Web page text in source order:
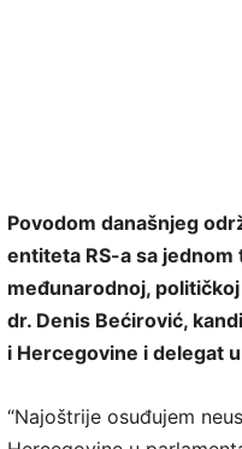
Povodom današnjeg
entiteta RS-a sa
međunarodnoj,
dr. Denis Bećirović,
i Hercegovine i delegat
“Najoštrije osuđujem